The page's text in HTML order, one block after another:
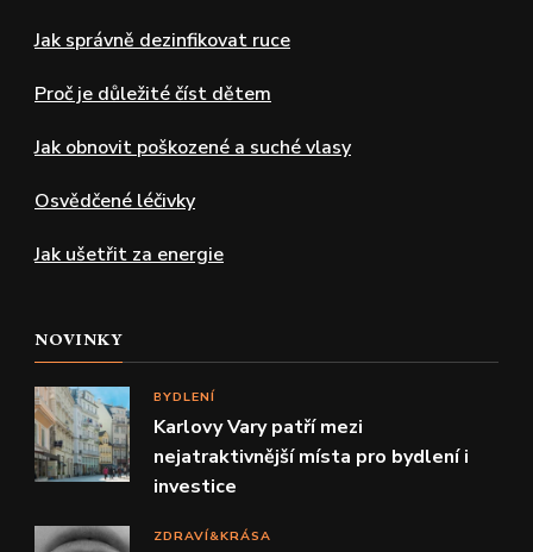
Jak správně dezinfikovat ruce
Proč je důležité číst dětem
Jak obnovit poškozené a suché vlasy
Osvědčené léčivky
Jak ušetřit za energie
NOVINKY
BYDLENÍ
Karlovy Vary patří mezi
nejatraktivnější místa pro bydlení i
investice
ZDRAVÍ&KRÁSA